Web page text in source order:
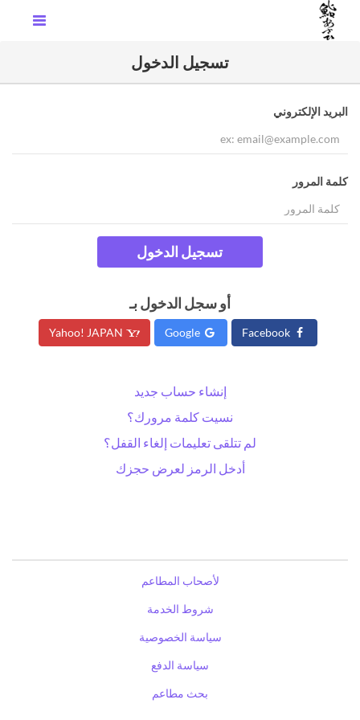
تسجيل الدخول
البريد الإلكتروني
كلمة المرور
تسجيل الدخول
أو سجل الدخول بـ
إنشاء حساب جديد
نسيت كلمة مرورك؟
لم تتلقى تعليمات إلغاء القفل؟
أدخل الرمز لعرض حجزك
لأصحاب المطاعم
شروط الخدمة
سياسة الخصوصية
سياسة الدفع
بحث مطاعم